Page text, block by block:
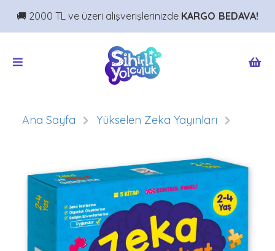
🚚 2000 TL ve üzeri alışverişlerinizde KARGO BEDAVA!
Ana Sayfa Yükselen Zeka Yayınları